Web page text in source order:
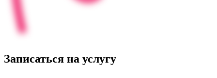
Записаться на услугу